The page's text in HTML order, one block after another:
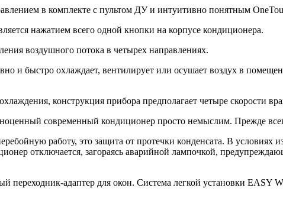
в комплекте с пультом ДУ и интуитивно понятным
нажатием всего одной кнопки на корпусе кондиционера.
воздушного потока в четырех направлениях.
и быстро охлаждает, вентилирует или осушает воздух в
конструкция прибора предполагает четыре скорости
современный кондиционер просто немыслим. Прежде
работу, это защита от протечки конденсата. В условиях
отключается, загораясь аварийной лампочкой,
переходник-адаптер для окон. Система легкой установки EASY